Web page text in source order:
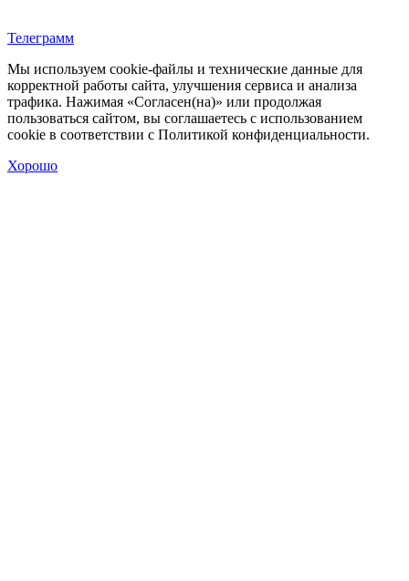
Телеграмм
Мы используем cookie‑файлы и технические данные для
корректной работы сайта, улучшения сервиса и анализа
трафика. Нажимая «Согласен(на)» или продолжая
пользоваться сайтом, вы соглашаетесь с использованием
cookie в соответствии с Политикой конфиденциальности.
Хорошо